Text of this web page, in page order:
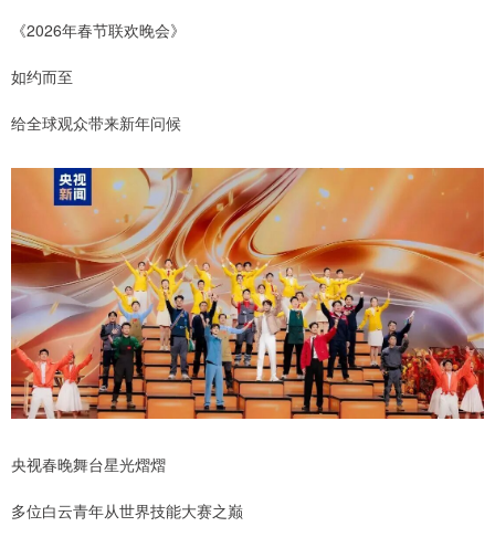
《2026年春节联欢晚会》
如约而至
给全球观众带来新年问候
央视春晚舞台星光熠熠
多位白云青年从世界技能大赛之巅